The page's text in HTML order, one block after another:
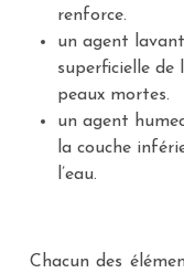
renforce.
un agent
superficielle de
peaux mortes.
un agent
la couche
l’eau.
Chacun des